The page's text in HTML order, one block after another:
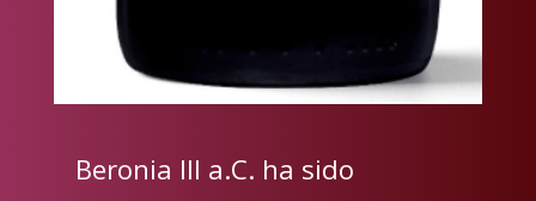
Beronia III a.C. ha sido